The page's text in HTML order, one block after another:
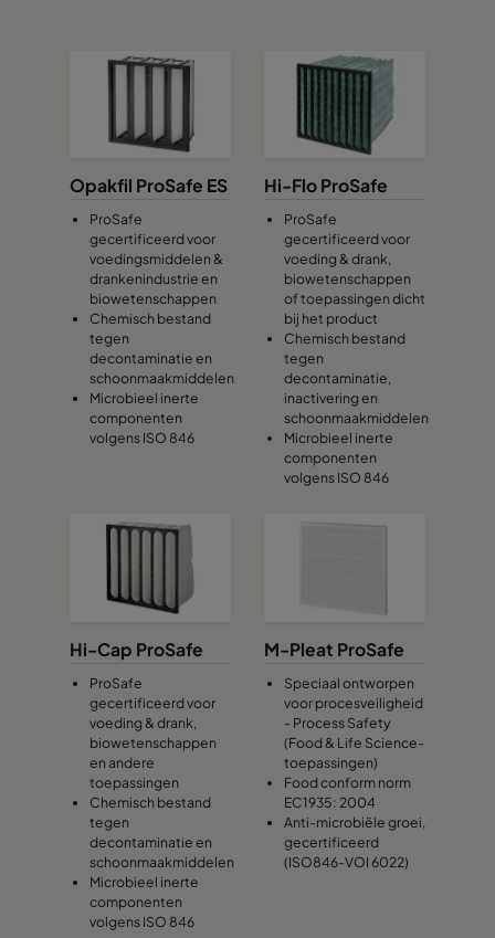
Opakfil ProSafe ES
ProSafe
gecertificeerd voor
voedingsmiddelen &
drankenindustrie en
biowetenschappen
Chemisch bestand
tegen
decontaminatie en
schoonmaakmiddelen
Microbieel inerte
componenten
volgens ISO 846
Hi-Flo ProSafe
ProSafe
gecertificeerd voor
voeding & drank,
biowetenschappen
of toepassingen dicht
bij het product
Chemisch bestand
tegen
decontaminatie,
inactivering en
schoonmaakmiddelen
Microbieel inerte
componenten
volgens ISO 846
Hi-Cap ProSafe
ProSafe
gecertificeerd voor
voeding & drank,
biowetenschappen
en andere
toepassingen
Chemisch bestand
tegen
decontaminatie en
schoonmaakmiddelen
Microbieel inerte
componenten
volgens ISO 846
M-Pleat ProSafe
Speciaal ontworpen
voor procesveiligheid
- Process Safety
(Food & Life Science-
toepassingen)
Food conform norm
EC1935: 2004
Anti-microbiële groei,
gecertificeerd
(ISO846-VOI 6022)